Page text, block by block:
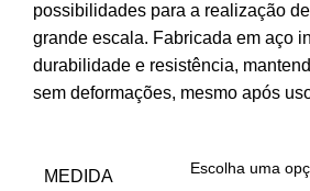
possibilidades para a realização
grande escala. Fabricada em aço
durabilidade e resistência,
sem deformações, mesmo após
MEDIDA